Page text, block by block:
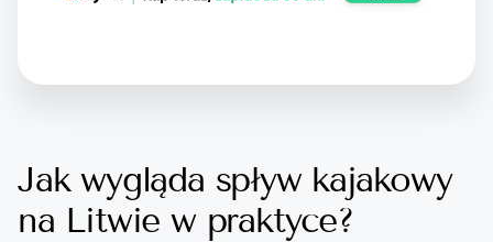
Jak wygląda spływ kajakowy
na Litwie w praktyce?